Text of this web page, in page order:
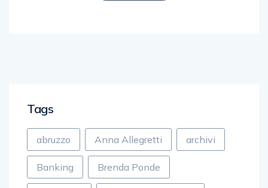
Tags
abruzzo Anna Allegretti archivi
Banking Brenda Ponde